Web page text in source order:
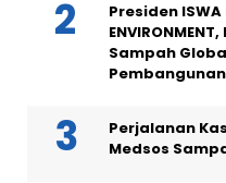
Presiden
Sampah
Perjalanan
Medsos